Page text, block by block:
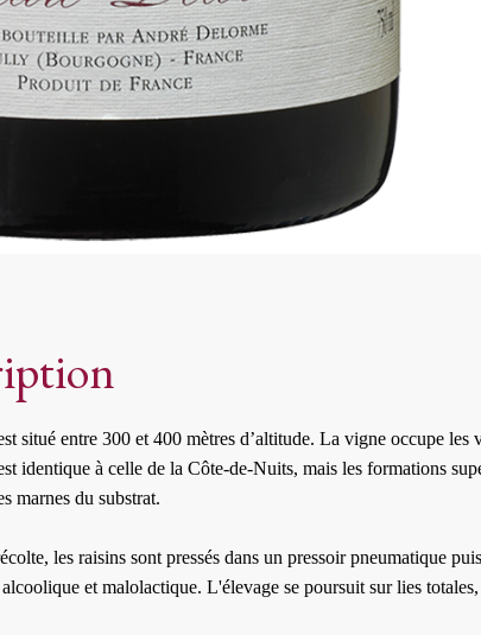
situé entre 300 et 400 mètres d’altitude. La vigne occupe
identique à celle de la Côte-de-Nuits, mais les formations
marnes du substrat.
les raisins sont pressés dans un pressoir pneumatique
et malolactique. L'élevage se poursuit sur lies